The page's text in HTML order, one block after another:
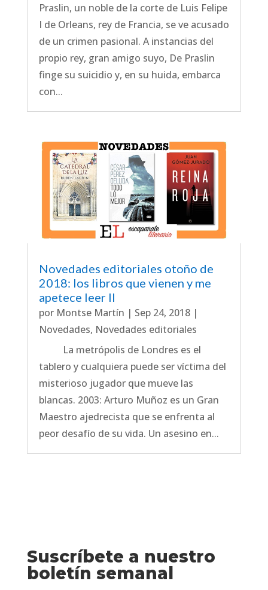
Praslin, un noble de la corte de Luis Felipe
I de Orleans, rey de Francia, se ve acusado
de un crimen pasional. A instancias del
propio rey, gran amigo suyo, De Praslin
finge su suicidio y, en su huida, embarca
con...
Novedades editoriales otoño de
2018: los libros que vienen y me
apetece leer II
por Montse Martín | Sep 24, 2018|
Novedades, Novedades editoriales
La metrópolis de Londres es el
tablero y cualquiera puede ser víctima del
misterioso jugador que mueve las
blancas. 2003: Arturo Muñoz es un Gran
Maestro ajedrecista que se enfrenta al
peor desafío de su vida. Un asesino en...
Suscríbete a nuestro
boletín semanal